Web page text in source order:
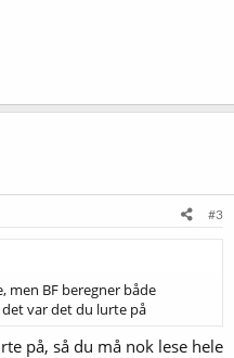
#3
men BF beregner både
var det du lurte på
på, så du må nok lese hele